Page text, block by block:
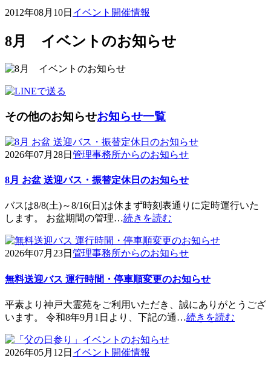
2012年08月10日 イベント開催情報
8月 イベントのお知らせ
その他のお知らせお知らせ一覧
2026年07月28日 管理事務所からのお知らせ
8月 お盆 送迎バス・振替定休日のお知らせ
バスは8/8(土)～8/16(日)は休まず時刻表通りに定時運行いた
します。 お盆期間の管理…続きを読む
2026年07月23日 管理事務所からのお知らせ
無料送迎バス 運行時間・停車順変更のお知らせ
平素より神戸大霊苑をご利用いただき、誠にありがとうござ
います。 令和8年9月1日より、下記の通…続きを読む
2026年05月12日 イベント開催情報